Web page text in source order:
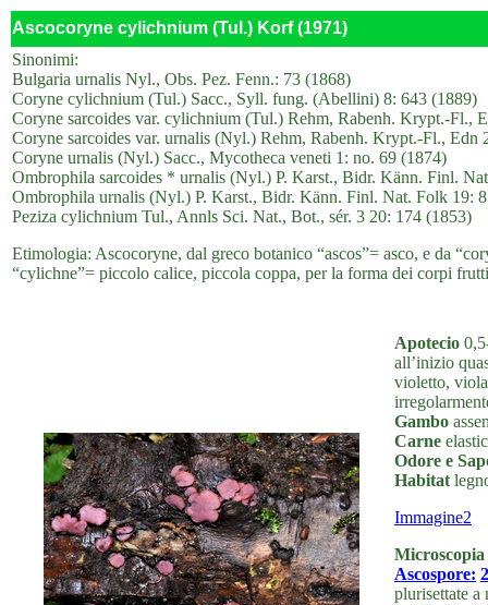
Ascocoryne cylichnium (Tul.) Korf (1971)
Sinonimi:
Bulgaria urnalis Nyl., Obs. Pez. Fenn.: 73 (1868)
Coryne cylichnium (Tul.) Sacc., Syll. fung. (Abellini) 8: 643 (1889)
Coryne sarcoides var. cylichnium (Tul.) Rehm, Rabenh. Krypt.-Fl.,
Coryne sarcoides var. urnalis (Nyl.) Rehm, Rabenh. Krypt.-Fl.,
Coryne urnalis (Nyl.) Sacc., Mycotheca veneti 1: no. 69 (1874)
Ombrophila sarcoides * urnalis (Nyl.) P. Karst., Bidr. Känn. Finl.
Ombrophila urnalis (Nyl.) P. Karst., Bidr. Känn. Finl. Nat. Folk 19:
Peziza cylichnium Tul., Annls Sci. Nat., Bot., sér. 3 20: 174 (1853)
Etimologia: Ascocoryne, dal greco botanico “ascos”= asco, e da
“cylichne”= piccolo calice, piccola coppa, per la forma dei corpi
Apotecio
all’inizio
violetto,
Gambo
Carne
Odore e
Habitat
Immagine2
Microscopia
Ascospore:
plurisettate